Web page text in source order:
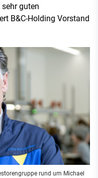
guten
B&C-Holding Vorstand
rund um Michael